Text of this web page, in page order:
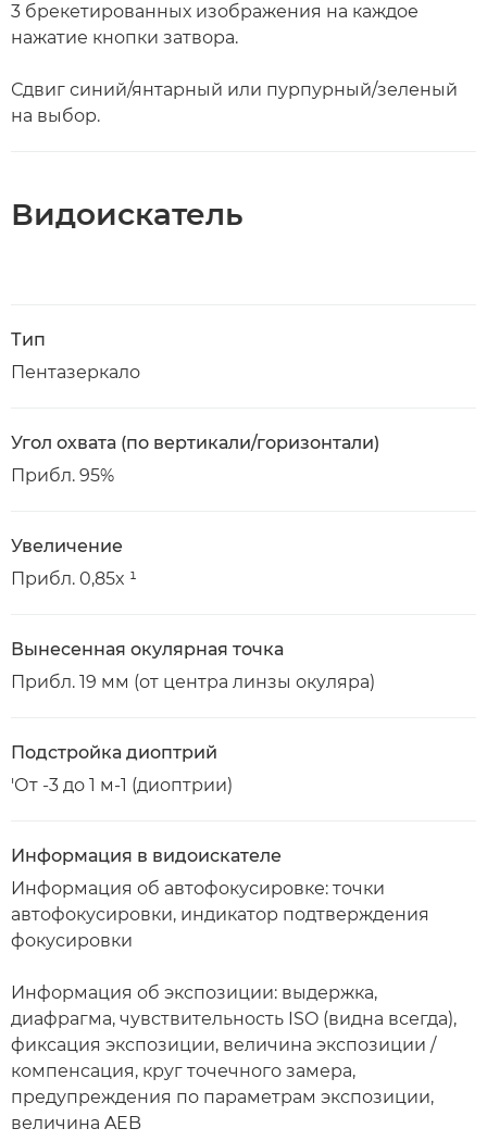
3 брекетированных изображения на каждое
нажатие кнопки затвора.
Сдвиг синий/янтарный или пурпурный/зеленый
на выбор.
Видоискатель
Тип
Пентазеркало
Угол охвата (по вертикали/горизонтали)
Прибл. 95%
Увеличение
Прибл. 0,85x ¹
Вынесенная окулярная точка
Прибл. 19 мм (от центра линзы окуляра)
Подстройка диоптрий
'От -3 до 1 м-1 (диоптрии)
Информация в видоискателе
Информация об автофокусировке: точки
автофокусировки, индикатор подтверждения
фокусировки
Информация об экспозиции: выдержка,
диафрагма, чувствительность ISO (видна всегда),
фиксация экспозиции, величина экспозиции /
компенсация, круг точечного замера,
предупреждения по параметрам экспозиции,
величина AEB